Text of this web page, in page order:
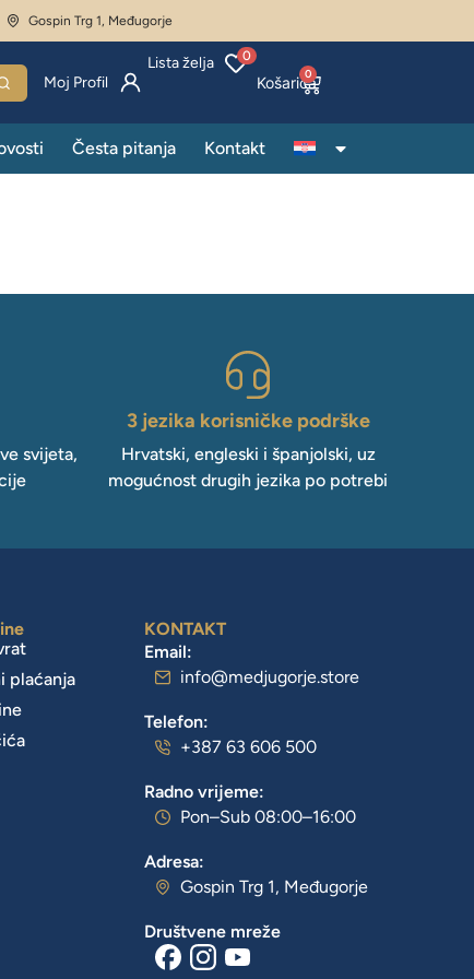
Gospin Trg 1, Međugorje
Lista želja 0
Moj Profil 0
Česta pitanja Kontakt
svijeta,
3 jezika korisničke podrške
Hrvatski, engleski i španjolski, uz
mogućnost drugih jezika po potrebi
plaćanja
KONTAKT
Email:
info@medjugorje.store
Telefon:
+387 63 606 500
Radno vrijeme:
Pon–Sub 08:00–16:00
Adresa:
Gospin Trg 1, Međugorje
Društvene mreže